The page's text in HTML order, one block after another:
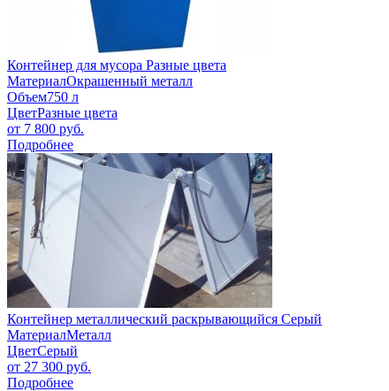
Контейнер для мусора Разные цвета
МатериалОкрашенный металл
Объем750 л
ЦветРазные цвета
от 7 800 руб.
Подробнее
Контейнер металлический раскрывающийся Серый
МатериалМеталл
ЦветСерый
от 27 300 руб.
Подробнее